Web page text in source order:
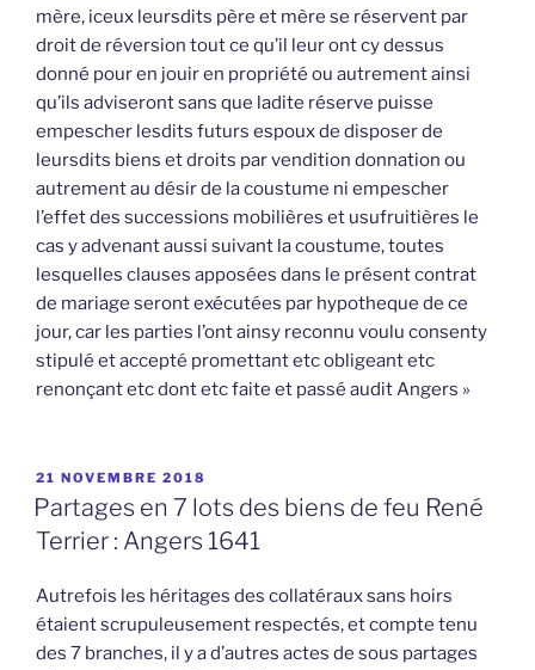
mère, iceux leursdits père et mère se réservent par
droit de réversion tout ce qu’il leur ont cy dessus
donné pour en jouir en propriété ou autrement ainsi
qu’ils adviseront sans que ladite réserve puisse
empescher lesdits futurs espoux de disposer de
leursdits biens et droits par vendition donnation ou
autrement au désir de la coustume ni empescher
l’effet des successions mobilières et usufruitières le
cas y advenant aussi suivant la coustume, toutes
lesquelles clauses apposées dans le présent contrat
de mariage seront exécutées par hypotheque de ce
jour, car les parties l’ont ainsy reconnu voulu consenty
stipulé et accepté promettant etc obligeant etc
renonçant etc dont etc faite et passé audit Angers »
PUBLIÉ
LE
21 NOVEMBRE 2018
Partages en 7 lots des biens de feu René
Terrier : Angers 1641
Autrefois les héritages des collatéraux sans hoirs
étaient scrupuleusement respectés, et compte tenu
des 7 branches, il y a d’autres actes de sous partages